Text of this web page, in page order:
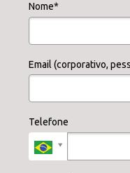
Nome*
Email (corporativo,
Telefone